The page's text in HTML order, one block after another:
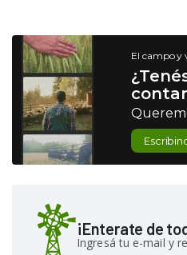
El campo y
¡Enterate de
Ingresá tu e-mail y